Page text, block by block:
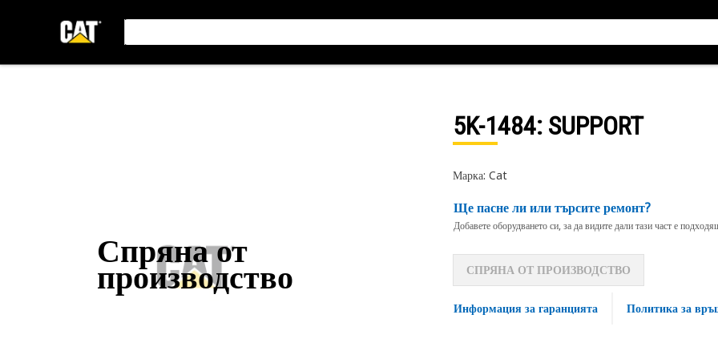
Спряна от
производство
5K-1484: SUPPORT
Марка: Cat
Ще пасне ли или търсите ремонт?
Добавете оборудването си, за да видите дали тази част е
СПРЯНА ОТ ПРОИЗВОДСТВО
Информация за гаранцията Политика за